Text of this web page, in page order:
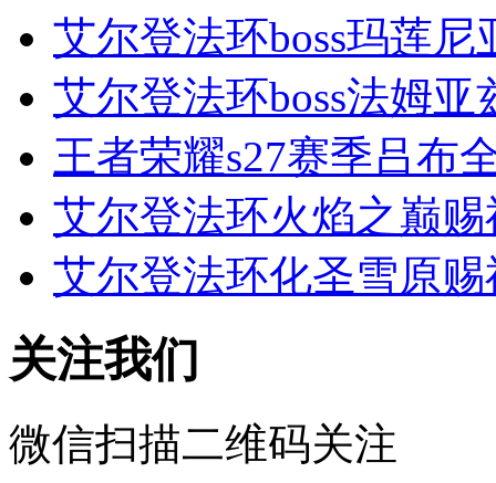
艾尔登法环boss玛莲
艾尔登法环boss法姆
王者荣耀s27赛季吕布
艾尔登法环火焰之巅
艾尔登法环化圣雪原
关注我们
微信扫描二维码关注